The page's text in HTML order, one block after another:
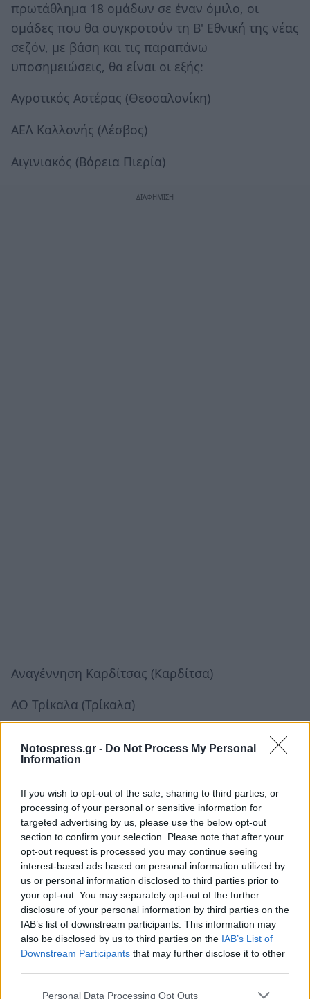
Notospress.gr - Do Not Process My Personal
Information
If you wish to opt-out of the sale, sharing to third parties, or
processing of your personal or sensitive information for
targeted advertising by us, please use the below opt-out
section to confirm your selection. Please note that after your
opt-out request is processed you may continue seeing
interest-based ads based on personal information utilized by
us or personal information disclosed to third parties prior to
your opt-out. You may separately opt-out of the further
disclosure of your personal information by third parties on the
IAB’s list of downstream participants. This information may
also be disclosed by us to third parties on the IAB’s List of
Downstream Participants that may further disclose it to other
Personal Data Processing Opt Outs
πρωτάθλημα 18 ομάδων σε έναν όμιλο, οι
ομάδες που θα συγκροτούν τη Β' Εθνική της νέας
σεζόν, με βάση και τις παραπάνω
υποσημειώσεις, θα είναι οι εξής:
Αγροτικός Αστέρας (Θεσσαλονίκη)
ΑΕΛ Καλλονής (Λέσβος)
Αιγινιακός (Βόρεια Πιερία)
Αναγέννηση Καρδίτσας (Καρδίτσα)
ΑΟ Τρίκαλα (Τρίκαλα)
Απόλλων Σμύρνης (Αθήνα)
Άρης (Θεσσαλονίκη)
Αχαρναϊκός (Αθήνα)
Καλλιθέα (Αθήνα)
Κισσαμικός (Χανιά)
ΠΑΣ Λαμία (Λαμία)
ΟΦΗ (Ηράκλειο)
Παναιγιάλειος (Αίγιο)